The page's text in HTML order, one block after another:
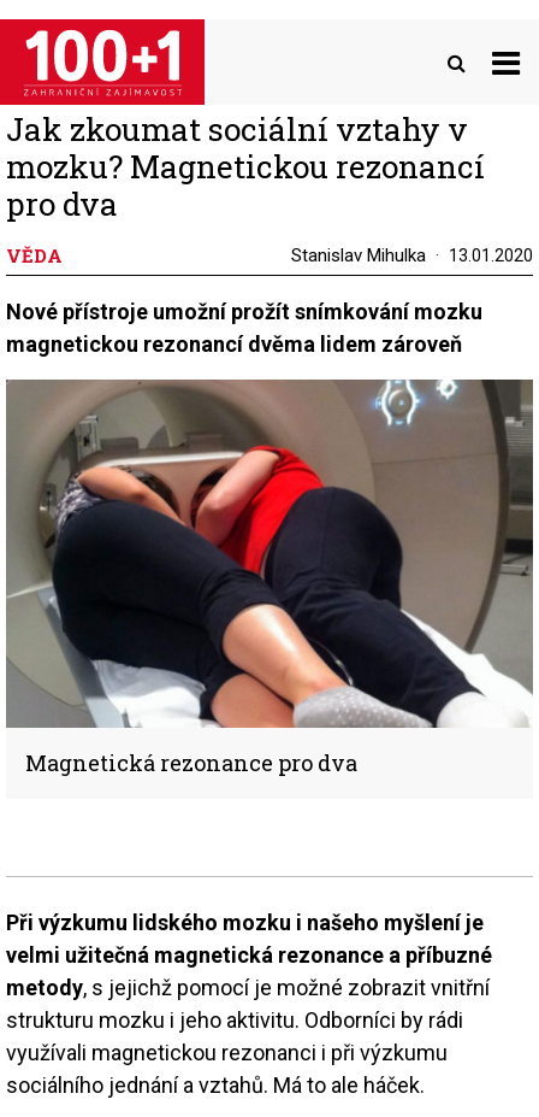
Přejít
hlavnímu
obsahu
Jak zkoumat sociální vztahy v
mozku? Magnetickou rezonancí
pro dva
VĚDA Stanislav Mihulka 13.01.2020
Nové přístroje umožní prožít snímkování mozku
magnetickou rezonancí dvěma lidem zároveň
Magnetická rezonance pro dva
Při výzkumu lidského mozku i našeho myšlení je
velmi užitečná magnetická rezonance a příbuzné
metody, s jejichž pomocí je možné zobrazit vnitřní
strukturu mozku i jeho aktivitu. Odborníci by rádi
využívali magnetickou rezonanci i při výzkumu
sociálního jednání a vztahů. Má to ale háček.